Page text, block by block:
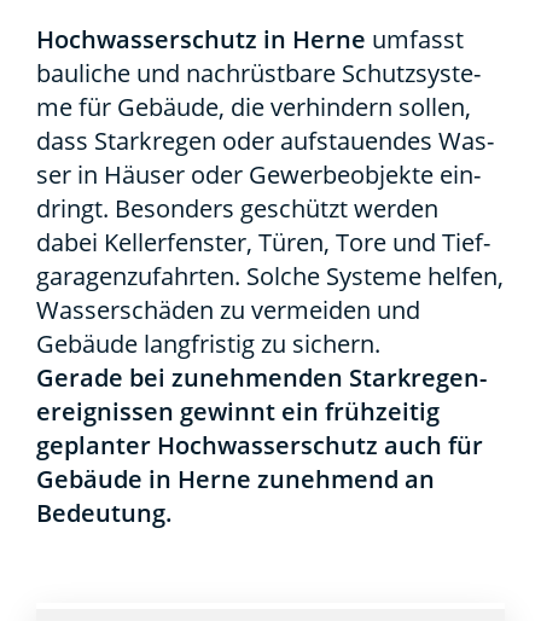
Hoch­was­ser­schutz in Her­ne umfasst
bau­li­che und nach­rüst­ba­re Schutz­sys­te­
me für Gebäu­de, die ver­hin­dern sol­len,
dass Stark­re­gen oder auf­stau­en­des Was­
ser in Häu­ser oder Gewer­be­ob­jek­te ein­
dringt. Beson­ders geschützt wer­den
dabei Kel­ler­fens­ter, Türen, Tore und Tief­
ga­ra­gen­zu­fahr­ten. Sol­che Sys­te­me hel­fen,
Was­ser­schä­den zu ver­mei­den und
Gebäu­de lang­fris­tig zu sichern.
Gera­de bei zuneh­men­den Stark­re­gen­
er­eig­nis­sen gewinnt ein früh­zei­tig
geplan­ter Hoch­was­ser­schutz auch für
Gebäu­de in Her­ne zuneh­mend an
Bedeu­tung.